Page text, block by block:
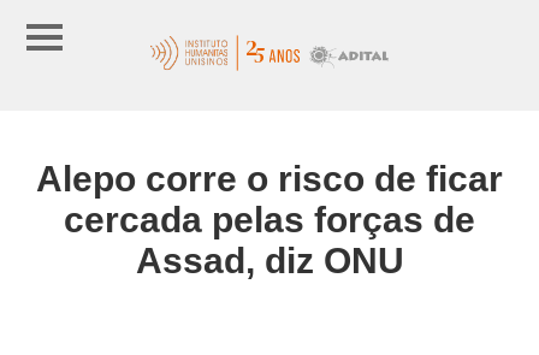
Alepo corre o risco de ficar
cercada pelas forças de
Assad, diz ONU